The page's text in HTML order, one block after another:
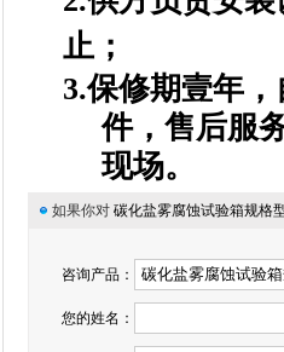
止；
3.保修期壹年
件，售后服
现场。
如果你对 碳化盐雾腐蚀试验箱规格
咨询产品：
您的姓名：